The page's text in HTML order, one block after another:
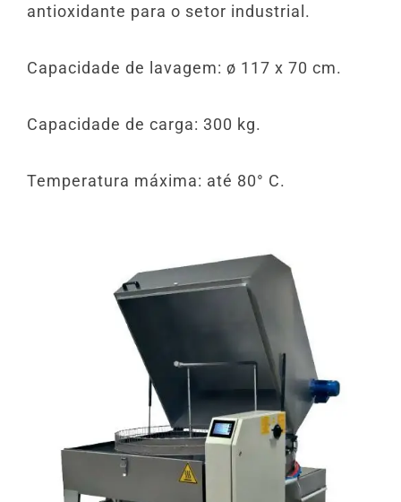
antioxidante para o setor industrial.
Capacidade de lavagem: ø 117 x 70 cm.
Capacidade de carga: 300 kg.
Temperatura máxima: até 80° C.